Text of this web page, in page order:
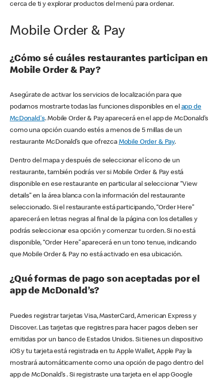
cerca de ti y explorar productos del menú para ordenar.
Mobile Order & Pay
¿Cómo sé cuáles restaurantes participan en
Mobile Order & Pay?
Asegúrate de activar los servicios de localización para que
podamos mostrarte todas las funciones disponibles en el app de
McDonald's. Mobile Order & Pay aparecerá en el app de McDonald’s
como una opción cuando estés a menos de 5 millas de un
restaurante McDonald’s que ofrezca Mobile Order & Pay.
Dentro del mapa y después de seleccionar el ícono de un
restaurante, también podrás ver si Mobile Order & Pay está
disponible en ese restaurante en particular al seleccionar “View
details” en la área blanca con la información del restaurante
seleccionado. Si el restaurante está participando, “Order Here”
aparecerá en letras negras al final de la página con los detalles y
podrás seleccionar esa opción y comenzar tu orden. Si no está
disponible, “Order Here” aparecerá en un tono tenue, indicando
que Mobile Order & Pay no está activado en esa ubicación.
¿Qué formas de pago son aceptadas por el
app de McDonald’s?
Puedes registrar tarjetas Visa, MasterCard, American Express y
Discover. Las tarjetas que registres para hacer pagos deben ser
emitidas por un banco de Estados Unidos. Si tienes un dispositivo
iOS y tu tarjeta está registrada en tu Apple Wallet, Apple Pay la
mostrará automáticamente como una opción de pago dentro del
app de McDonald’s . Si registraste una tarjeta en el app Google